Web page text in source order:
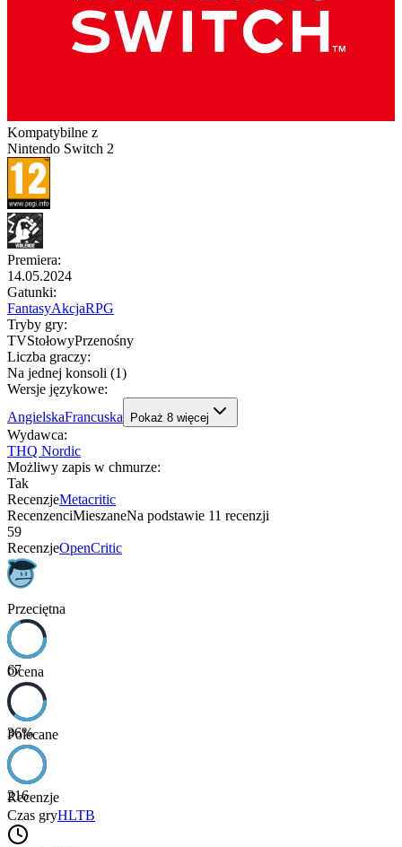
Kompatybilne z
Nintendo Switch 2
Premiera:
14.05.2024
Gatunki:
FantasyAkcjaRPG
Tryby gry:
TVStołowyPrzenośny
Liczba graczy:
Na jednej konsoli (1)
Wersje językowe:
AngielskaFrancuska Pokaż 8 więcej
Wydawca:
THQ Nordic
Możliwy zapis w chmurze:
Tak
RecenzjeMetacritic
RecenzenciMieszaneNa podstawie 11 recenzji
59
RecenzjeOpenCritic
Przeciętna
67
Ocena
36%
Polecane
216
Recenzje
Czas gryHLTB